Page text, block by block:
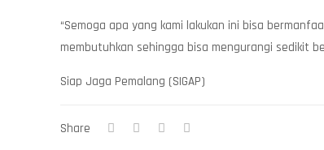
“Semoga apa yang kami lakukan ini bisa
membutuhkan sehingga bisa mengurangi sedikit
Siap Jaga Pemalang (SIGAP)
Share